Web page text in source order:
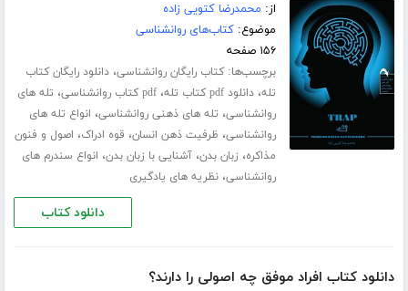
از: محمدرضا کتویی زاده
موضوع:کتاب‌های روانشناسی
۱۵۶ صفحه
برچسب‌ها:کتاب رایگان روانشناسی،دانلود رایگان کتاب
تله،دانلود pdf کتاب تله ،pdf کتاب روانشناسی ، تله های
روانشناسی، تله های ذهنی روانشناسی، انواع تله های
روانشناسی، ظرفیت ذهن انسان، قوه ادراک، اصول و فنون
مذاکره، زبان بدن،آشنایی با زبان بدن، انواع سندرم های
روانشناسی،نظریه های یادگیری
دانلود کتاب
دانلود کتاب افراد موفق چه اصولی را دارند؟